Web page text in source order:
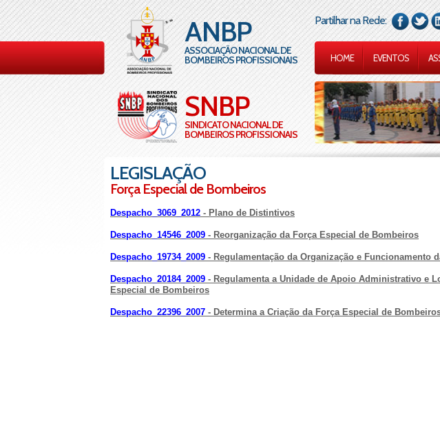
ANBP
ASSOCIAÇÃO NACIONAL DE
BOMBEIROS PROFISSIONAIS
SNBP
SINDICATO NACIONAL DE
BOMBEIROS PROFISSIONAIS
Partilhar na Rede:
HOME EVENTOS
LEGISLAÇÃO
Força Especial de Bombeiros
Despacho_3069_2012 - Plano de Distintivos
Despacho_14546_2009 - Reorganização da Força Especial de Bombeiros
Despacho_19734_2009 - Regulamentação da Organização e Funcionamento
Despacho_20184_2009 - Regulamenta a Unidade de Apoio Administrativo e
Especial de Bombeiros
Despacho_22396_2007 - Determina a Criação da Força Especial de